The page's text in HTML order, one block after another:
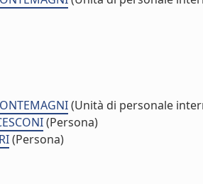
(Unità di personale
(Persona)
(Persona)